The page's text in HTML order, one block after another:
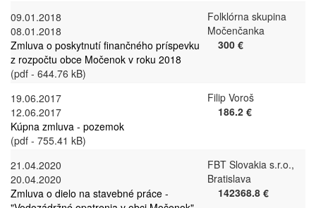
09.01.2018
08.01.2018
Zmluva o poskytnutí finančného príspevku
z rozpočtu obce Močenok v roku 2018
(pdf - 644.76 kB)
Folklórna skupina
Močenčanka
300 €
19.06.2017
12.06.2017
Kúpna zmluva - pozemok
(pdf - 755.41 kB)
Filip Voroš
186.2 €
21.04.2020
20.04.2020
Zmluva o dielo na stavebné práce -
FBT Slovakia s.r.o.,
Bratislava
142368.8 €